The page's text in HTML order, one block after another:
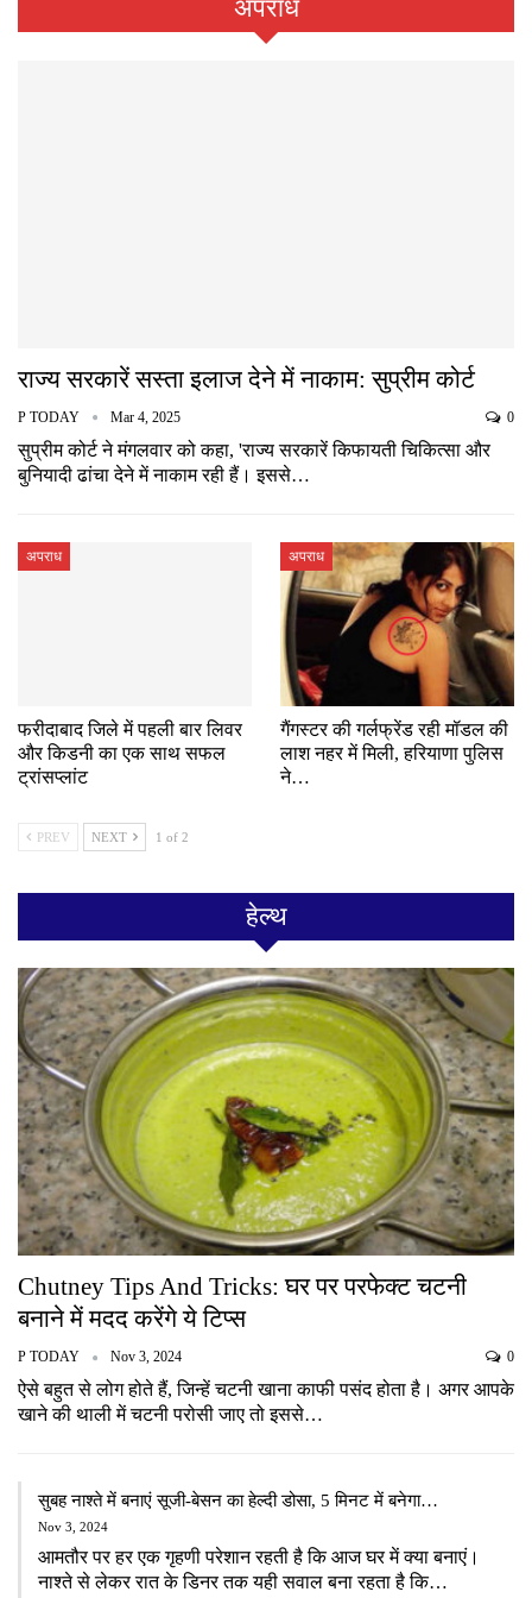
अपराध
राज्य सरकारें सस्ता इलाज देने में नाकाम: सुप्रीम कोर्ट
P TODAY Mar 4, 2025 0
सुप्रीम कोर्ट ने मंगलवार को कहा, 'राज्य सरकारें किफायती चिकित्सा और
बुनियादी ढांचा देने में नाकाम रही हैं। इससे…
अपराध
फरीदाबाद जिले में पहली बार लिवर
और किडनी का एक साथ सफल
ट्रांसप्लांट
अपराध
गैंगस्टर की गर्लफ्रेंड रही मॉडल की
लाश नहर में मिली, हरियाणा पुलिस
ने…
PREV NEXT 1 of 2
हेल्थ
Chutney Tips And Tricks: घर पर परफेक्ट चटनी
बनाने में मदद करेंगे ये टिप्स
P TODAY Nov 3, 2024 0
ऐसे बहुत से लोग होते हैं, जिन्हें चटनी खाना काफी पसंद होता है। अगर आपके
खाने की थाली में चटनी परोसी जाए तो इससे…
सुबह नाश्ते में बनाएं सूजी-बेसन का हेल्दी डोसा, 5 मिनट में बनेगा…
Nov 3, 2024
आमतौर पर हर एक गृहणी परेशान रहती है कि आज घर में क्या बनाएं।
नाश्ते से लेकर रात के डिनर तक यही सवाल बना रहता है कि…